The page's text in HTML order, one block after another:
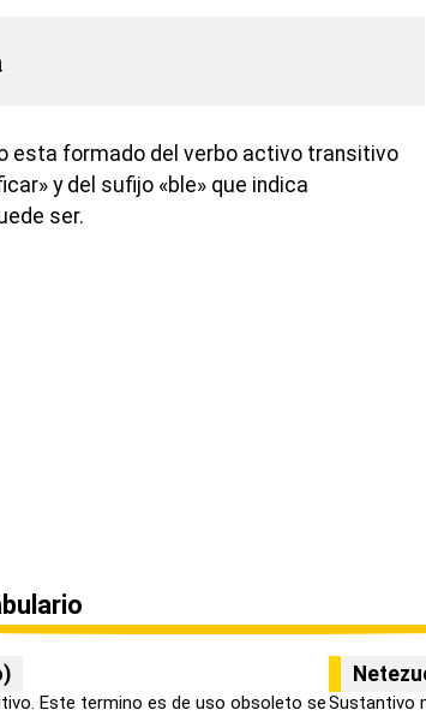
esta formado del verbo activo transitivo
y del sufijo «ble» que indica
ser.
Este termino es de uso obsoleto seSustantivo